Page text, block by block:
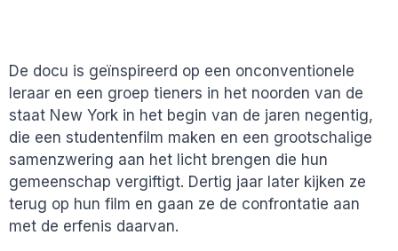
De docu is geïnspireerd op een onconventionele
leraar en een groep tieners in het noorden van de
staat New York in het begin van de jaren negentig,
die een studentenfilm maken en een grootschalige
samenzwering aan het licht brengen die hun
gemeenschap vergiftigt. Dertig jaar later kijken ze
terug op hun film en gaan ze de confrontatie aan
met de erfenis daarvan.